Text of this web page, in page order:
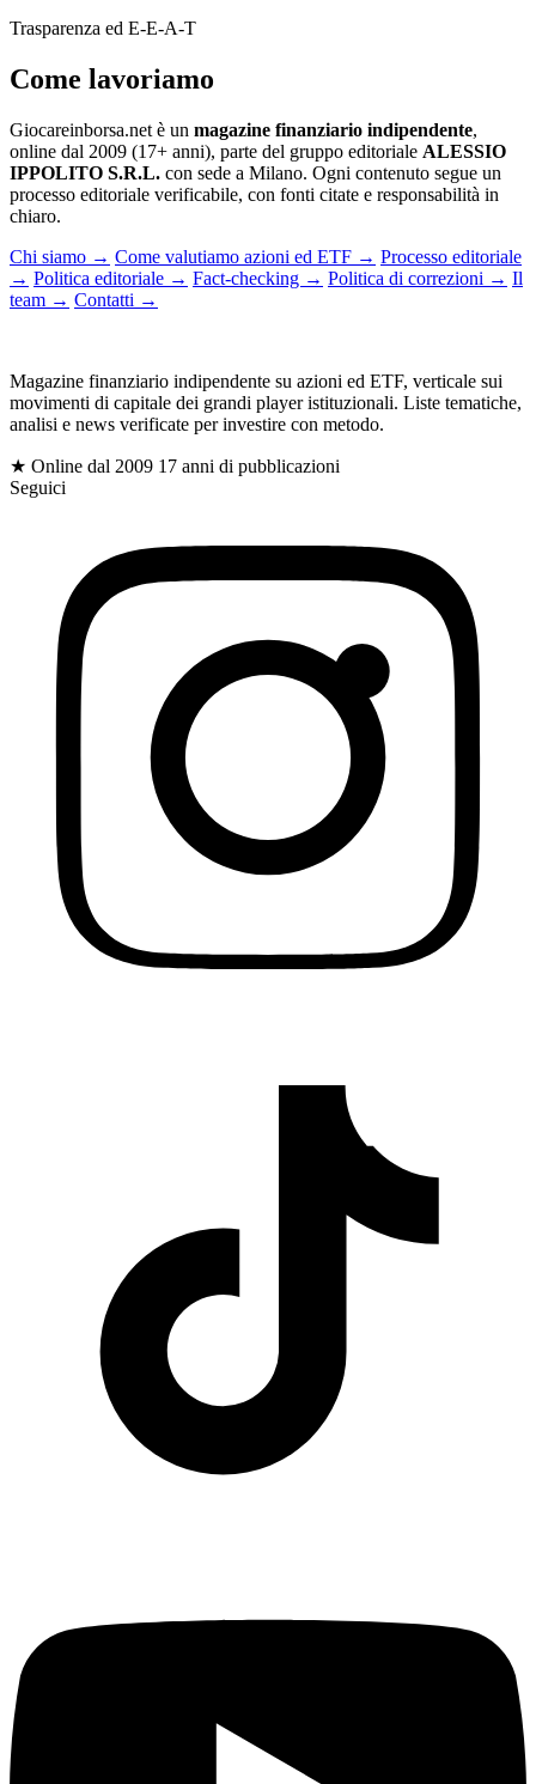
Trasparenza ed E-E-A-T
Come lavoriamo
Giocareinborsa.net è un magazine finanziario indipendente,
online dal 2009 (17+ anni), parte del gruppo editoriale ALESSIO
IPPOLITO S.R.L. con sede a Milano. Ogni contenuto segue un
processo editoriale verificabile, con fonti citate e responsabilità in
chiaro.
Chi siamo → Come valutiamo azioni ed ETF → Processo editoriale
→ Politica editoriale → Fact-checking → Politica di correzioni → Il
team → Contatti →
$
Magazine finanziario indipendente su azioni ed ETF, verticale sui
movimenti di capitale dei grandi player istituzionali. Liste tematiche,
analisi e news verificate per investire con metodo.
★ Online dal 2009 17 anni di pubblicazioni
Seguici